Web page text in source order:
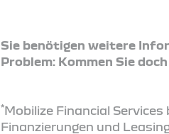
Sie benötigen weitere
Problem: Kommen Sie
*Mobilize Financial
Finanzierungen und